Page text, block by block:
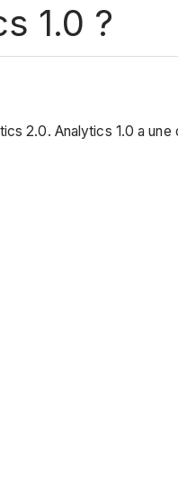
1.0 ?
2.0. Analytics 1.0 a